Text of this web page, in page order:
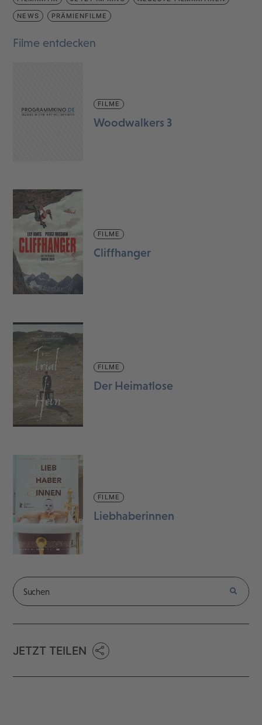
NEWS PRÄMIENFILME
Filme entdecken
FILME
Woodwalkers 3
FILME
Cliffhanger
FILME
Der Heimatlose
FILME
Liebhaberinnen
JETZT TEILEN